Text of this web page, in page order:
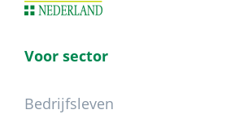
Voor sector
Bedrijfsleven